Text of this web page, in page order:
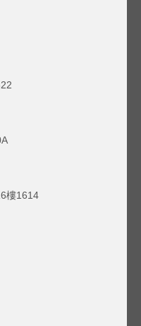
樓1614